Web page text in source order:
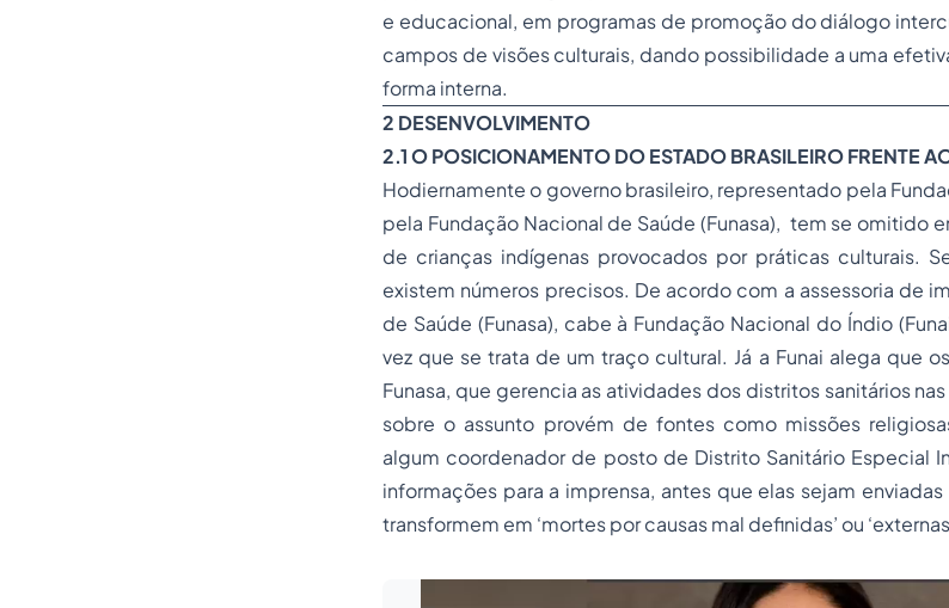
e educacional, em programas de promoção do diálogo
campos de visões culturais, dando possibilidade a uma
forma interna.
2 DESENVOLVIMENTO
2.1 O POSICIONAMENTO DO ESTADO BRASILEIRO FRENTE
Hodiernamente o governo brasileiro, representado pela
pela Fundação Nacional de Saúde (Funasa), tem se omitido
de crianças indígenas provocados por práticas culturais.
existem números precisos. De acordo com a assessoria de
de Saúde (Funasa), cabe à Fundação Nacional do Índio
vez que se trata de um traço cultural. Já a Funai alega que
Funasa, que gerencia as atividades dos distritos sanitários
sobre o assunto provém de fontes como missões
algum coordenador de posto de Distrito Sanitário Especial
informações para a imprensa, antes que elas sejam
transformem em ‘mortes por causas mal definidas’ ou